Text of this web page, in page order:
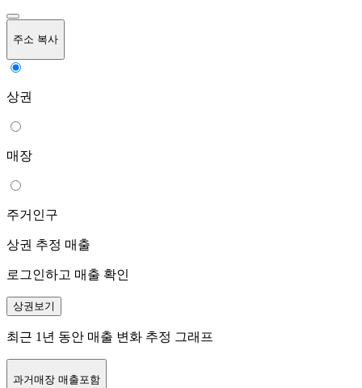
주소 복사
상권
매장
주거인구
상권 추정 매출
로그인하고 매출 확인
상권보기
최근 1년 동안 매출 변화 추정 그래프
과거매장 매출포함